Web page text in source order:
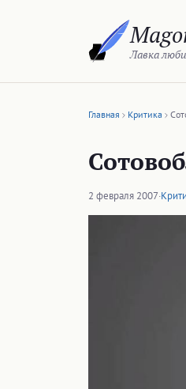
Лавка
Главная Критика
2 февраля 2007·